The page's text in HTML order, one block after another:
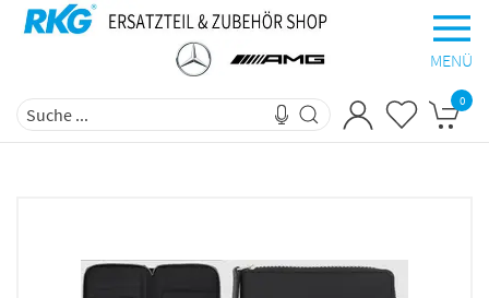
MENÜ
0